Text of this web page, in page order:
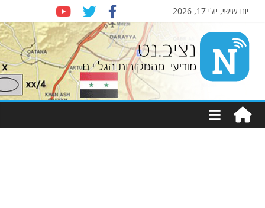
יום שישי, יולי 17, 2026
Nziv.net
מודיעין
מהמקורות